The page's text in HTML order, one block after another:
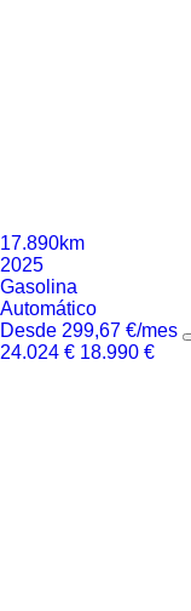
17.890km
2025
Gasolina
Automático
Desde 299,67 €/mes
24.024 € 18.990 €